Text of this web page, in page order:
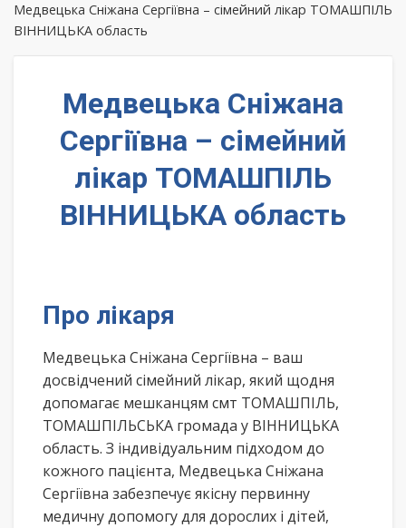
Медвецька Сніжана Сергіївна – сімейний лікар ТОМАШПІЛЬ
ВІННИЦЬКА область
Медвецька Сніжана
Сергіївна – сімейний
лікар ТОМАШПІЛЬ
ВІННИЦЬКА область
Про лікаря
Медвецька Сніжана Сергіївна – ваш
досвідчений сімейний лікар, який щодня
допомагає мешканцям смт ТОМАШПІЛЬ,
ТОМАШПІЛЬСЬКА громада у ВІННИЦЬКА
область. З індивідуальним підходом до
кожного пацієнта, Медвецька Сніжана
Сергіївна забезпечує якісну первинну
медичну допомогу для дорослих і дітей,